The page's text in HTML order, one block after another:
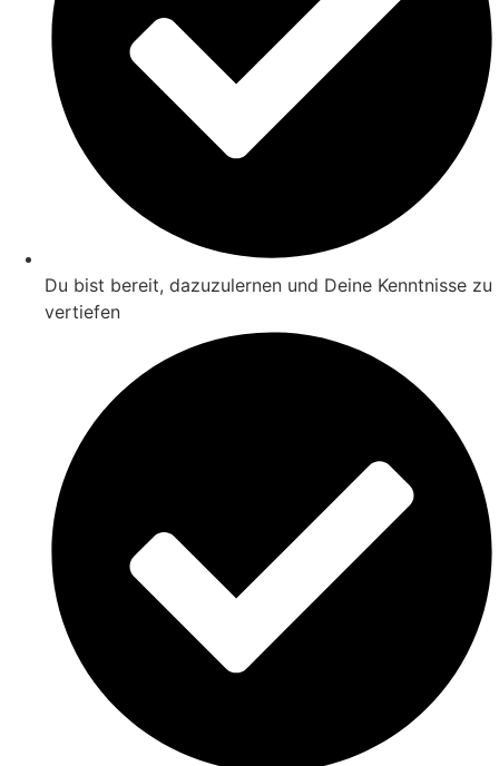
Du bist bereit, dazuzulernen und Deine Kenntnisse zu
vertiefen